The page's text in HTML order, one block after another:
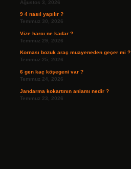
Ağustos 3, 2026
9 4 nasıl yapılır ?
Temmuz 30, 2026
Vize harcı ne kadar ?
Temmuz 29, 2026
Kornası bozuk araç muayeneden geçer mi ?
Temmuz 25, 2026
6 gen kaç köşegeni var ?
Temmuz 24, 2026
Jandarma kokartının anlamı nedir ?
Temmuz 23, 2026